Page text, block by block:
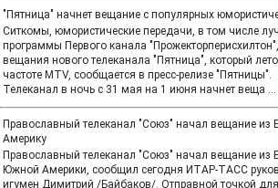
"Пятница" начнет вещание с популярных
Ситкомы, юмористические передачи, в том числе
программы Первого канала
вещания нового телеканала "Пятница", который
частоте MTV, сообщается в пресс-релизе "Пятницы".
Телеканал в ночь с 31 мая на 1 июня начнет веща ...
Православный телеканал "Союз" начал вещание из
Америку
Православный телеканал "Союз" начал вещание из
Южной Америки, сообщил сегодня ИТАР-ТАСС
игумен Димитрий /Байбаков/. Отправной точкой